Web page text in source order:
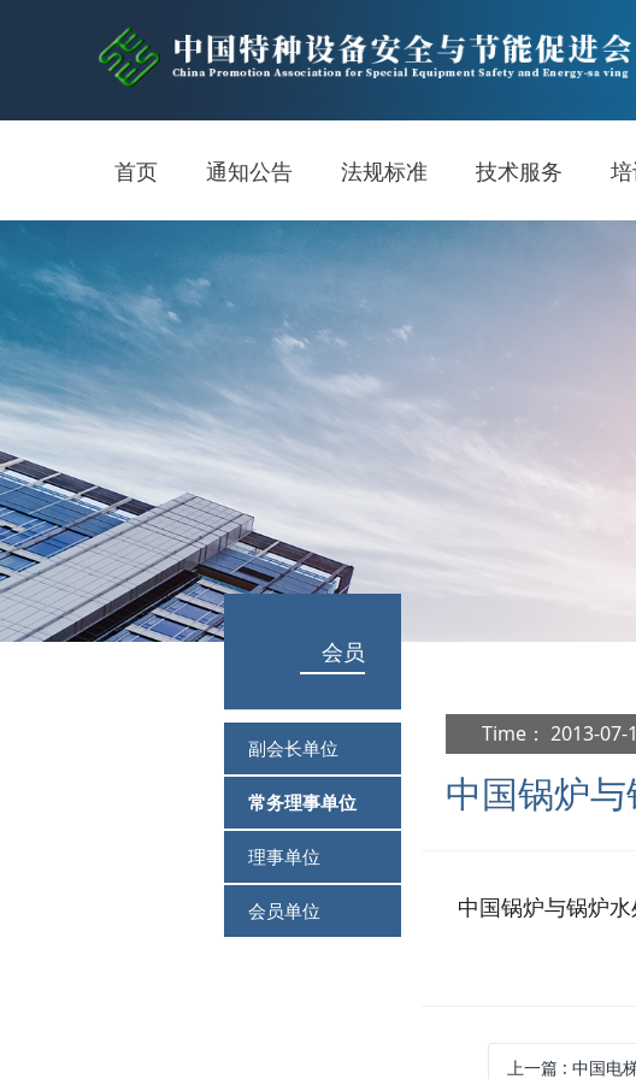
首页 通知公告 法规标准 技术服务
会员
副会长单位
常务理事单位
理事单位
会员单位
Time： 2013-07-
中国锅炉
中国锅炉与锅炉
上一篇 : 中国电